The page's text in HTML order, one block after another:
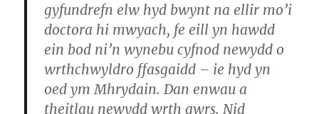
gyfundrefn elw hyd bwynt na ellir mo’i
doctora hi mwyach, fe eill yn hawdd
ein bod ni’n wynebu cyfnod newydd o
wrthchwyldro ffasgaidd – ie hyd yn
oed ym Mhrydain. Dan enwau a
theitlau newydd wrth gwrs. Nid